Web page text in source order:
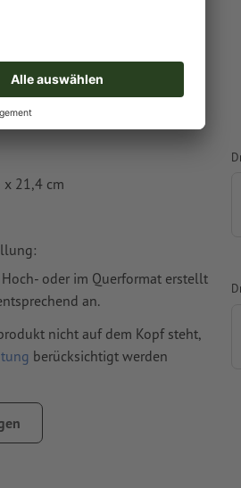
Naturpapiere, A5,
x 21,4 cm
oder im Querformat erstellt
an.
nicht auf dem Kopf steht,
berücksichtigt werden
Informationen mit mind. 4